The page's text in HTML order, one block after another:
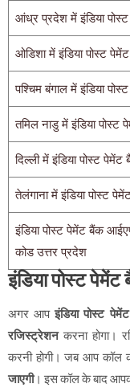
आंध्र प्रदेश में इंडिया
ओडिशा में इंडिया पोस्ट
पश्चिम बंगाल में इंडिया
तमिल नाडु में इंडिया पोस्ट
दिल्ली में इंडिया पोस्ट पेमेंट
तेलंगाना में इंडिया पोस्ट
इंडिया पोस्ट पेमेंट बैंक
कोड उत्तर प्रदेश
इंडिया पोस्ट
अगर आपइंडिया पोस्ट
रजिस्ट्रेशनकरना होगा।
करनी होगी। जब आप
जाएगी। इस कॉल के बाद